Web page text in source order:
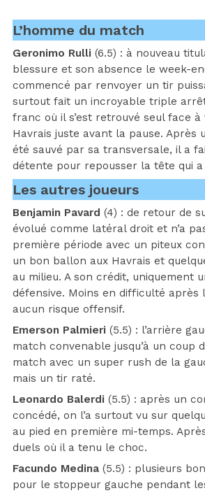
L’homme du match
Geronimo Rulli (6.5) : à nouveau
blessure et son absence le week-
commencé par renvoyer un tir
surtout fait un incroyable triple
franc où il s’est retrouvé seul face à
Havrais juste avant la pause. Après
été sauvé par sa transversale, il a
détente pour repousser la tête qui a
Les autres joueurs
Benjamin Pavard (4) : de retour de
évolué comme latéral droit et n’a
première période avec un piteux
un bon ballon aux Havrais et
au milieu. A son crédit, uniquement
défensive. Moins en difficulté après
aucun risque offensif.
Emerson Palmieri (5.5) : l’arrière
match convenable jusqu’à un coup
match avec un super rush de la
mais un tir raté.
Leonardo Balerdi (5.5) : après un
concédé, on l’a surtout vu sur
au pied en première mi-temps.
duels où il a tenu le choc.
Facundo Medina (5.5) : plusieurs
pour le stoppeur gauche pendant